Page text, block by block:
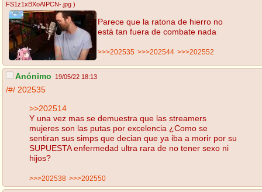
FS1z1xBXoAIPCN-.jpg )
Parece que la ratona de hierro no
está tan fuera de combate nada
>>>202535 >>>202544 >>>202552
Anónimo 19/05/22 18:13
/#/ 202535
>>202514
Y una vez mas se demuestra que las streamers
mujeres son las putas por excelencia ¿Como se
sentiran sus simps que decian que ya iba a morir por su
SUPUESTA enfermedad ultra rara de no tener sexo ni
hijos?
>>>202538 >>>202550